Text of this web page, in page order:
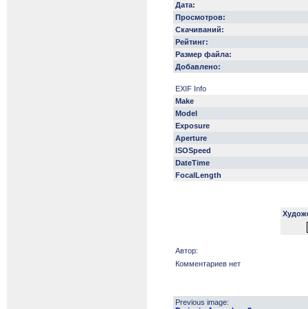
Дата:
Просмотров:
Скачиваний:
Рейтинг:
Размер файла:
Добавлено:
EXIF Info
Make
Model
Exposure
Aperture
ISOSpeed
DateTime
FocalLength
Автор:
Комментариев нет
Previous image: